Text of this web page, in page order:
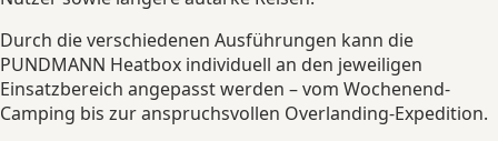
Durch die verschiedenen Ausführungen kann die
PUNDMANN Heatbox individuell an den jeweiligen
Einsatzbereich angepasst werden – vom Wochenend-
Camping bis zur anspruchsvollen Overlanding-Expedition.